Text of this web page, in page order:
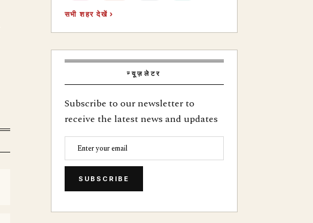
सभी शहर देखें ›
न्यूज़लेटर
Subscribe to our newsletter to
receive the latest news and updates
SUBSCRIBE